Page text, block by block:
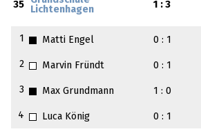
35
Lichtenhagen
1 : 3
1 Matti Engel 0 : 1
2 Marvin Fründt 0 : 1
3 Max Grundmann 1 : 0
4 Luca König 0 : 1